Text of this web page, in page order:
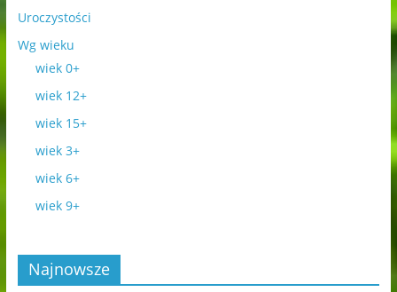
Uroczystości
Wg wieku
wiek 0+
wiek 12+
wiek 15+
wiek 3+
wiek 6+
wiek 9+
Najnowsze